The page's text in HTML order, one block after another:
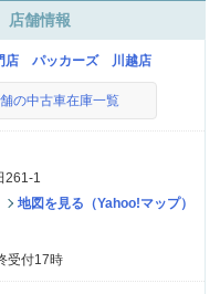
店舗情報
店 パッカーズ 川越店
の中古車在庫一覧
261-1
地図を見る（Yahoo!マップ）
受付17時